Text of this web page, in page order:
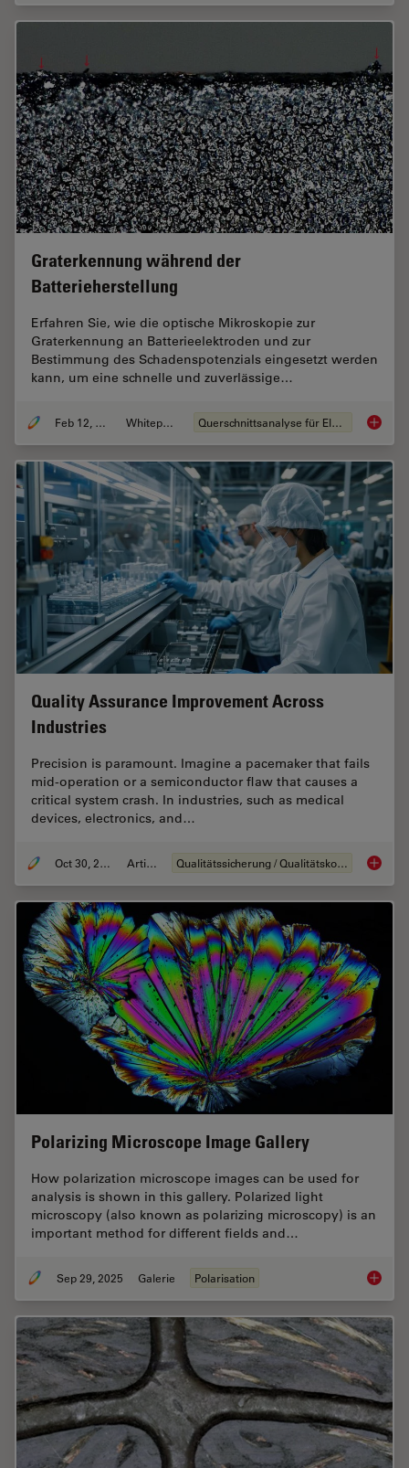
Graterkennung während der
Batterieherstellung
Erfahren Sie, wie die optische Mikroskopie zur
Graterkennung an Batterieelektroden und zur
Bestimmung des Schadenspotenzials eingesetzt werden
kann, um eine schnelle und zuverlässige…
Feb 12, 2026 Whitepaper Querschnittsanalyse für Elektronik
Quality Assurance Improvement Across
Industries
Precision is paramount. Imagine a pacemaker that fails
mid-operation or a semiconductor flaw that causes a
critical system crash. In industries, such as medical
devices, electronics, and…
Oct 30, 2025 Artikel Qualitätssicherung / Qualitätskontrolle Quality
Polarizing Microscope Image Gallery
How polarization microscope images can be used for
analysis is shown in this gallery. Polarized light
microscopy (also known as polarizing microscopy) is an
important method for different fields and…
Sep 29, 2025 Galerie Polarisation